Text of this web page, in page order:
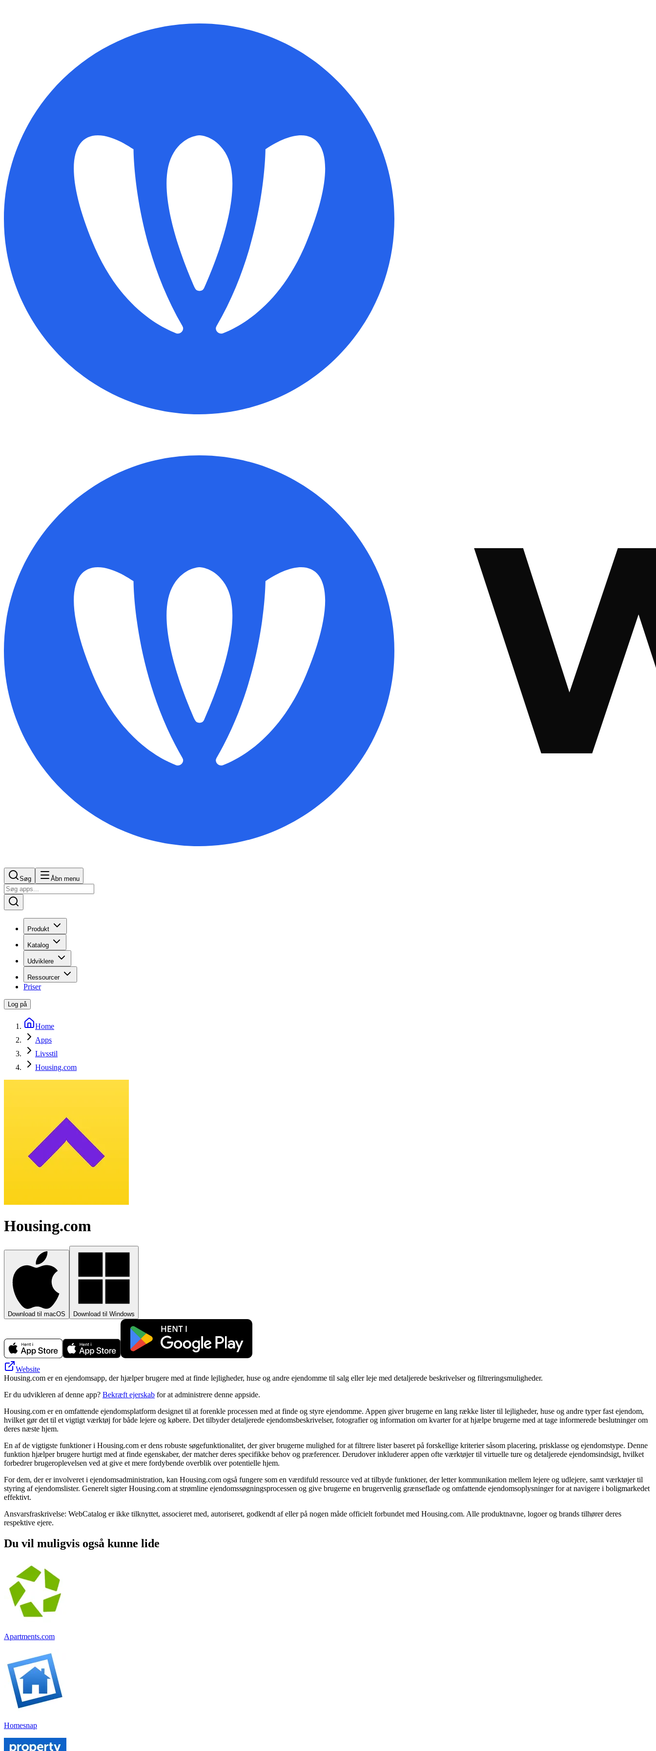
Søg Åbn menu
Produkt
Katalog
Udviklere
Ressourcer
Priser
Log på
Home
Apps
Livsstil
Housing.com
Housing.com
Download til macOS Download til Windows
Website
Housing.com er en ejendomsapp, der hjælper brugere med at finde lejligheder, huse og andre ejendomme til salg eller leje med detaljerede beskrivelser og filtreringsmuligheder.
Er du udvikleren af denne app? Bekræft ejerskab for at administrere denne appside.
Housing.com er en omfattende ejendomsplatform designet til at forenkle processen med at finde og styre ejendomme. Appen giver brugerne en lang række lister til lejligheder, huse og andre typer fast ejendom,
hvilket gør det til et vigtigt værktøj for både lejere og købere. Det tilbyder detaljerede ejendomsbeskrivelser, fotografier og information om kvarter for at hjælpe brugerne med at tage informerede beslutninger om
deres næste hjem.
En af de vigtigste funktioner i Housing.com er dens robuste søgefunktionalitet, der giver brugerne mulighed for at filtrere lister baseret på forskellige kriterier såsom placering, prisklasse og ejendomstype. Denne
funktion hjælper brugere hurtigt med at finde egenskaber, der matcher deres specifikke behov og præferencer. Derudover inkluderer appen ofte værktøjer til virtuelle ture og detaljerede ejendomsindsigt, hvilket
forbedrer brugeroplevelsen ved at give et mere fordybende overblik over potentielle hjem.
For dem, der er involveret i ejendomsadministration, kan Housing.com også fungere som en værdifuld ressource ved at tilbyde funktioner, der letter kommunikation mellem lejere og udlejere, samt værktøjer til
styring af ejendomslister. Generelt sigter Housing.com at strømline ejendomssøgningsprocessen og give brugerne en brugervenlig grænseflade og omfattende ejendomsoplysninger for at navigere i boligmarkedet
effektivt.
Ansvarsfraskrivelse: WebCatalog er ikke tilknyttet, associeret med, autoriseret, godkendt af eller på nogen måde officielt forbundet med Housing.com. Alle produktnavne, logoer og brands tilhører deres
respektive ejere.
Du vil muligvis også kunne lide
Apartments.com
Homesnap